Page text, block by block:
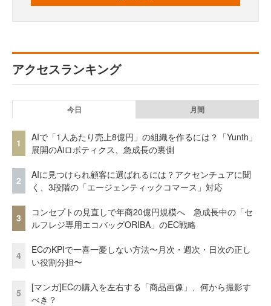
アクセスランキング
今日 月間
1
AIで「1人あたり売上8億円」の組織を作るには？「Yunth」
展開のAiロボティクス、急成長の裏側
2
AIに見つけられ顧客に選ばれるには？アクセンチュアに聞
く、3段階の「エージェンティックコマース」対応
3
コンセプトの見直しで年商20億円規模へ 急成長中の「セ
ルフレジ専用エコバッグORIBA」のEC戦略
4
ECのKPIで一喜一憂しない方法〜月次・週次・日次の正し
い役割分担〜
5
[マンガ]ECの購入を左右する「商品画像」、何から撮影す
べき？